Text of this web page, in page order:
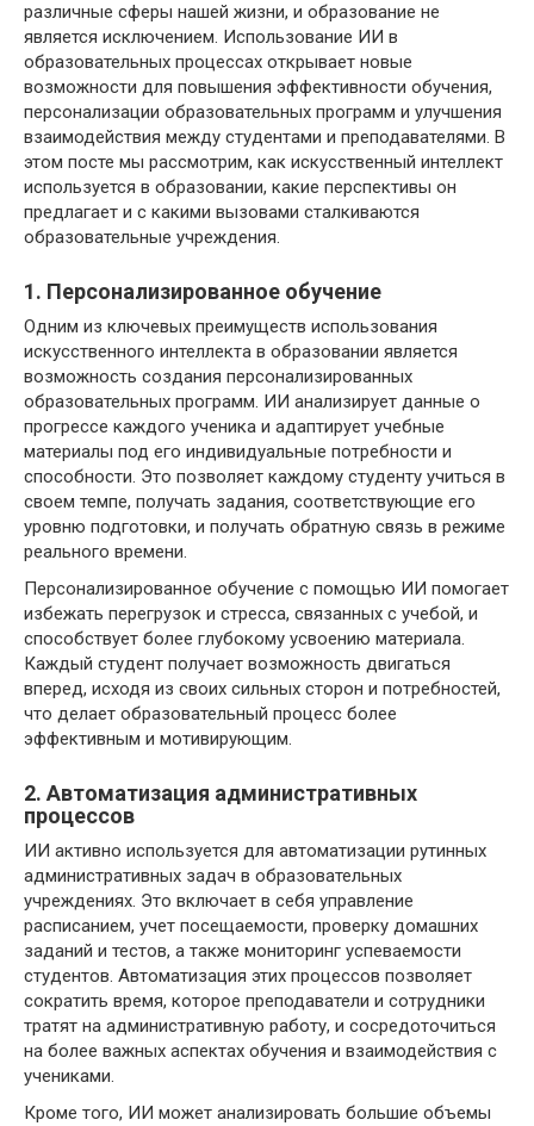
различные сферы нашей жизни, и образование не
является исключением. Использование ИИ в
образовательных процессах открывает новые
возможности для повышения эффективности обучения,
персонализации образовательных программ и улучшения
взаимодействия между студентами и преподавателями. В
этом посте мы рассмотрим, как искусственный интеллект
используется в образовании, какие перспективы он
предлагает и с какими вызовами сталкиваются
образовательные учреждения.
1. Персонализированное обучение
Одним из ключевых преимуществ использования
искусственного интеллекта в образовании является
возможность создания персонализированных
образовательных программ. ИИ анализирует данные о
прогрессе каждого ученика и адаптирует учебные
материалы под его индивидуальные потребности и
способности. Это позволяет каждому студенту учиться в
своем темпе, получать задания, соответствующие его
уровню подготовки, и получать обратную связь в режиме
реального времени.
Персонализированное обучение с помощью ИИ помогает
избежать перегрузок и стресса, связанных с учебой, и
способствует более глубокому усвоению материала.
Каждый студент получает возможность двигаться
вперед, исходя из своих сильных сторон и потребностей,
что делает образовательный процесс более
эффективным и мотивирующим.
2. Автоматизация административных
процессов
ИИ активно используется для автоматизации рутинных
административных задач в образовательных
учреждениях. Это включает в себя управление
расписанием, учет посещаемости, проверку домашних
заданий и тестов, а также мониторинг успеваемости
студентов. Автоматизация этих процессов позволяет
сократить время, которое преподаватели и сотрудники
тратят на административную работу, и сосредоточиться
на более важных аспектах обучения и взаимодействия с
учениками.
Кроме того, ИИ может анализировать большие объемы